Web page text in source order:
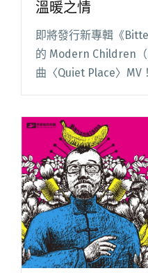
溫暖之情
即將發行新專輯《
的 Modern Children
曲〈Quiet Place〉MV
Modern Children 新